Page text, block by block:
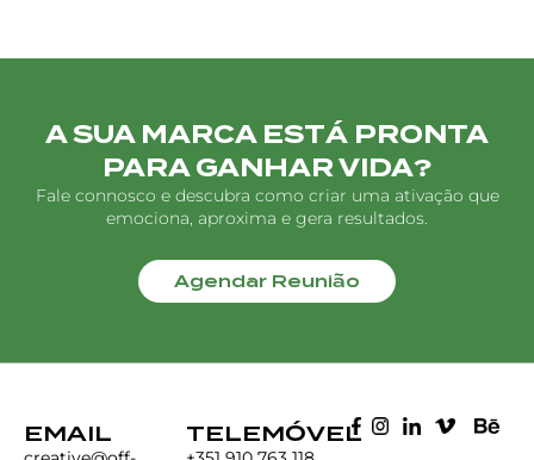
A SUA MARCA ESTÁ PRONTA
PARA GANHAR VIDA?
Fale connosco e descubra como criar uma ativação que
emociona, aproxima e gera resultados.
Agendar Reunião
EMAIL TELEMÓVEL